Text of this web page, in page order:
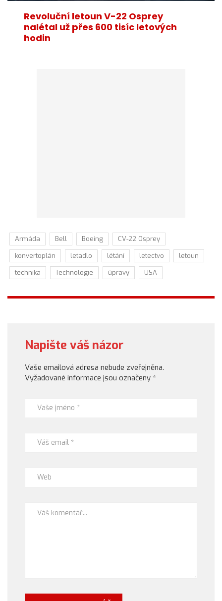
Revoluční letoun V-22 Osprey
nalétal už přes 600 tisíc letových
hodin
Armáda Bell Boeing
CV-22 Osprey
konvertoplán
letadlo létání letectvo
letoun
technika
Technologie úpravy USA
Napište váš názor
Vaše emailová adresa nebude zveřejněna.
Vyžadované informace jsou označeny *